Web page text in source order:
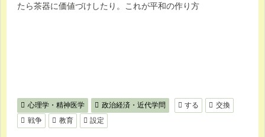
たら茶器に価値づけしたり。これが平和の作り方
心理学・精神医学 政治経済・近代学問 する
交換
戦争
教育 設定